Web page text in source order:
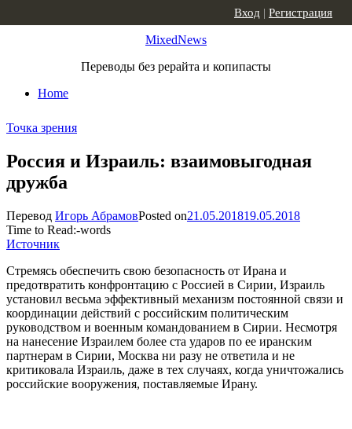
MixedNews
Переводы без рерайта и копипасты
Home
Вход | Регистрация
Точка зрения
Россия и Израиль: взаимовыгодная
дружба
Перевод Игорь АбрамовPosted on21.05.201819.05.2018
Time to Read:-words
Источник
Стремясь обеспечить свою безопасность от Ирана и
предотвратить конфронтацию с Россией в Сирии, Израиль
установил весьма эффективный механизм постоянной связи и
координации действий с российским политическим
руководством и военным командованием в Сирии. Несмотря
на нанесение Израилем более ста ударов по ее иранским
партнерам в Сирии, Москва ни разу не ответила и не
критиковала Израиль, даже в тех случаях, когда уничтожались
российские вооружения, поставляемые Ирану.